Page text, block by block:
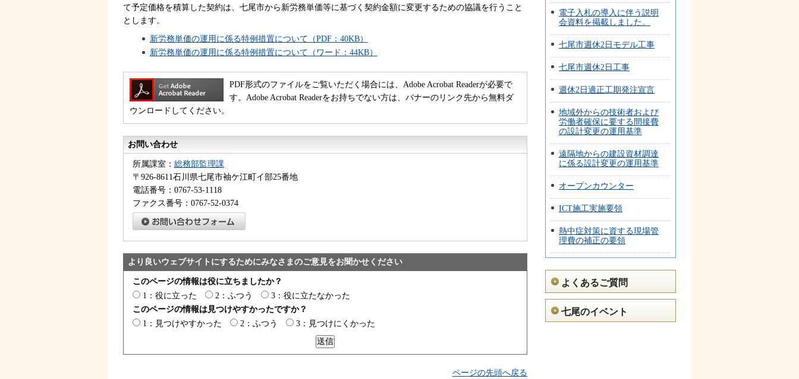
て予定価格を積算した契約は、七尾市から新労務単価等に基づく契約金額に変更するための協議を行うこと
とします。
新労務単価の運用に係る特例措置について（PDF：40KB）
新労務単価の運用に係る特例措置について（ワード：44KB）
PDF形式のファイルをご覧いただく場合には、Adobe Acrobat Readerが必要で
す。Adobe Acrobat Readerをお持ちでない方は、バナーのリンク先から無料ダ
ウンロードしてください。
お問い合わせ
所属課室： 総務部監理課
〒926-8611石川県七尾市袖ケ江町イ部25番地
電話番号：0767-53-1118
ファクス番号：0767-52-0374
より良いウェブサイトにするためにみなさまのご意見をお聞かせください
このページの情報は役に立ちましたか？
1：役に立った
2：ふつう
3：役に立たなかった
このページの情報は見つけやすかったですか？
1：見つけやすかった
2：ふつう 3：見つけにくかった
ページの先頭へ戻る
電子入札の導入に伴う説明
会資料を掲載しました。
七尾市週休2日モデル工事
七尾市週休2日工事
週休2日適正工期発注宣言
地域外からの技術者および
労働者確保に要する間接費
の設計変更の運用基準
遠隔地からの建設資材調達
に係る設計変更の運用基準
オープンカウンター
ICT施工実施要領
熱中症対策に資する現場管
理費の補正の要領
よくあるご質問
七尾のイベント